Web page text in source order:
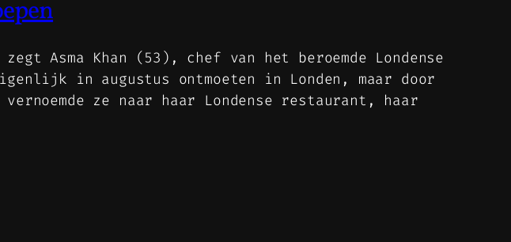
Asma Khan (53), chef van het beroemde Londense
in augustus ontmoeten in Londen, maar door
ze naar haar Londense restaurant, haar